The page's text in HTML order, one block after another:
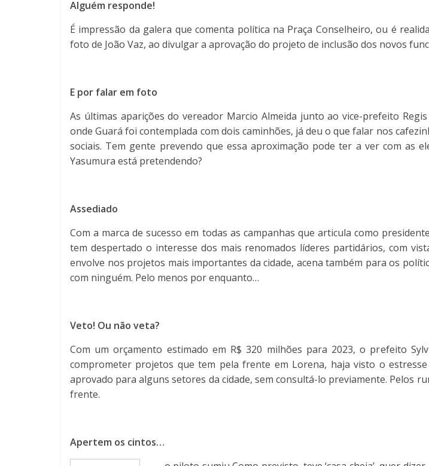
Alguém responde!
É impressão da galera que comenta política na Praça Conselheiro, ou é
foto de João Vaz, ao divulgar a aprovação do projeto de inclusão dos novos
E por falar em foto
As últimas aparições do vereador Marcio Almeida junto ao vice-prefeito
onde Guará foi contemplada com dois caminhões, já deu o que falar nos
sociais. Tem gente prevendo que essa aproximação pode ter a ver com as
Yasumura está pretendendo?
Assediado
Com a marca de sucesso em todas as campanhas que articula como
tem despertado o interesse dos mais renomados líderes partidários, com
envolve nos projetos mais importantes da cidade, acena também para os
com ninguém. Pelo menos por enquanto…
Veto! Ou não veta?
Com um orçamento estimado em R$ 320 milhões para 2023, o prefeito
comprometer projetos que tem pela frente em Lorena, haja visto o
aprovado para alguns setores da cidade, sem consultá-lo previamente. Pelos
frente.
Apertem os cintos…